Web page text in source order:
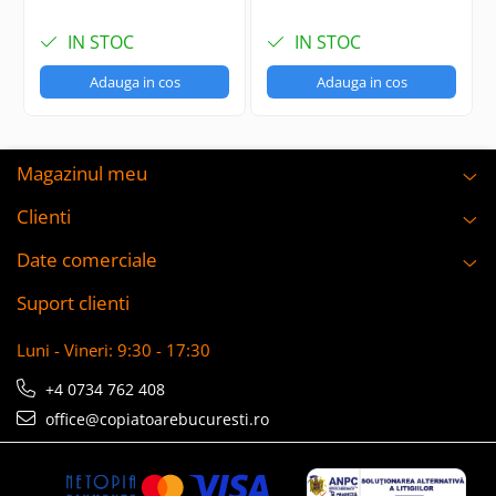
IN STOC
Adauga in cos
IN STOC
Adauga in cos
Magazinul meu
Clienti
Date comerciale
Suport clienti
Luni - Vineri: 9:30 - 17:30
+4 0734 762 408
office@copiatoarebucuresti.ro